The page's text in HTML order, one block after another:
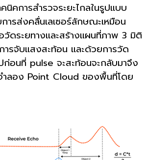
คนิคการสำรวจระยะไกลในรูปแบบ
ารส่งคลื่นเลเซอร์ลักษณะเหมือน
วัดระยทางและสร้างแผนที่ภาพ 3 มิติ
ารจับแสงสะท้อน และด้วยการวัด
ก่อนที่ pulse จะสะท้อนจะกลับมาจึง
ำลอง Point Cloud ของพื้นที่โดย